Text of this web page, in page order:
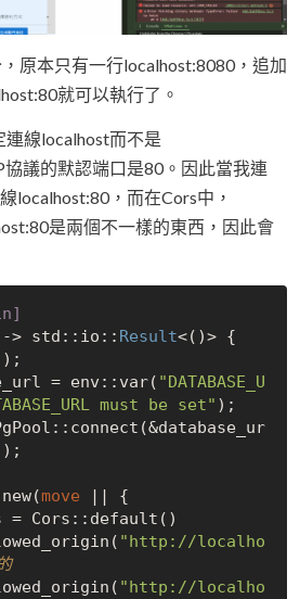
原本只有一行localhost:8080，追加
就可以執行了。
線localhost而不是
議的默認端口是80。因此當我連
localhost:80，而在Cors中，
是兩個不一樣的東西，因此會
> std::io:: Result<()> {
= env::var( "DATABASE_U
must be set" );
move || {
= Cors::default()
.allowed_origin(
"http://localho
.allowed_origin(
"http://localho